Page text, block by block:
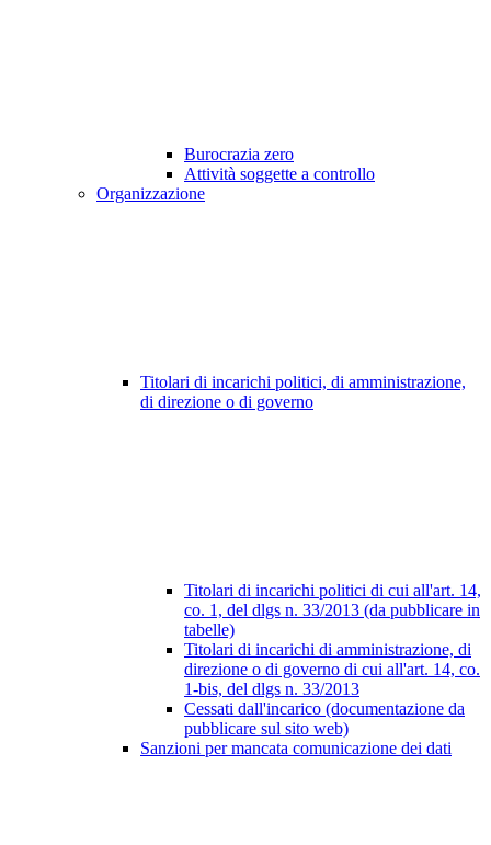
Burocrazia zero
Attività soggette a controllo
Organizzazione
Titolari di incarichi politici, di amministrazione,
di direzione o di governo
Titolari di incarichi politici di cui all'art. 14,
co. 1, del dlgs n. 33/2013 (da pubblicare in
tabelle)
Titolari di incarichi di amministrazione, di
direzione o di governo di cui all'art. 14, co.
1-bis, del dlgs n. 33/2013
Cessati dall'incarico (documentazione da
pubblicare sul sito web)
Sanzioni per mancata comunicazione dei dati